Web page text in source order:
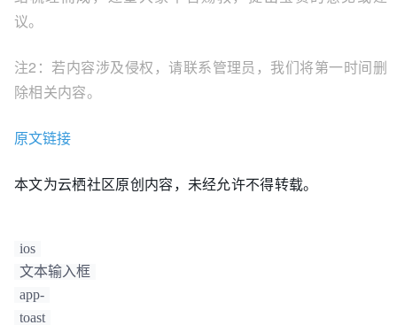
议。
注2：若内容涉及侵权，请联系管理员，我们将第一时间删
除相关内容。
原文链接
本文为云栖社区原创内容，未经允许不得转载。
ios
文本输入框
app-
toast